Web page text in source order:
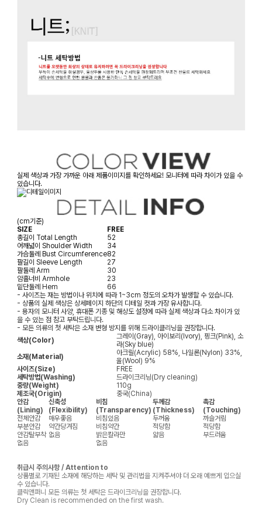
실제 색상과 가장 가까운 아래 제품이미지를 확인하세요! 모니터에 따라 차이가 있을 수
있습니다.
(cm기준)
SIZE
FREE
총길이 Total Length
52
어깨넓이 Shoulder Width
34
가슴둘레 Bust Circumference82
팔길이 Sleeve Length
27
팔둘레 Arm
30
암홀너비 Armhole
23
밑단둘레 Hem
66
- 사이즈는 재는 방법이나 위치에 따라 1~3cm 정도의 오차가 발생할 수 있습니다.
- 상품의 실제 색상은 상세페이지 하단의 디테일 컷과 가장 유사합니다.
- 용자의 모니터 사양, 휴대폰 기종 및 해상도 설정에 따라 실제 색상과 다소 차이가 있
을 수 있는 점 참고 부탁드립니다.
- 모든 의류의 첫 세탁은 소재 변형 방지를 위해 드라이클리닝을 권장합니다.
색상(Color)
그레이(Gray), 아이보리(Ivory), 핑크(Pink), 소
라(Sky blue)
소재(Material)
아크릴(Acrylic) 58%, 나일론(Nylon) 33%,
울(Wool) 9%
사이즈(Size)
FREE
세탁방법(Washing)
드라이크리닝(Dry cleaning)
중량(Weight)
110g
제조국(Origin)
중국(China)
안감
(Lining)
신축성
(Flexibility)
비침
(Transparency)
두께감
(Thickness)
촉감
(Touching)
전체안감
매우좋음 비침있음 두꺼움
까슬거림
부분안감
약간당겨짐 비침약간 적당함
적당함
안감탈부착 없음 밝은칼라만 얇음
부드러움
없음
없음
취급시 주의사항 / Attention to
상품별로 기재된 소재에 해당하는 세탁 및 관리법을 지켜주셔야 더 오래 예쁘게 입으실
수 있습니다.
클릭앤퍼니 모든 의류는 첫 세탁은 드라이크리닝을 권장합니다.
Dry Clean is recommended on the first wash.